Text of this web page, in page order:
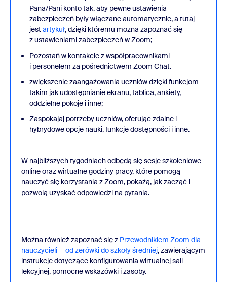
Pana/Pani konto tak, aby pewne ustawienia
zabezpieczeń były włączane automatycznie, a tutaj
jest artykuł, dzięki któremu można zapoznać się
z ustawieniami zabezpieczeń w Zoom;
Pozostań w kontakcie z współpracownikami
i personelem za pośrednictwem Zoom Chat.
zwiększenie zaangażowania uczniów dzięki funkcjom
takim jak udostępnianie ekranu, tablica, ankiety,
oddzielne pokoje i inne;
Zaspokajaj potrzeby uczniów, oferując zdalne i
hybrydowe opcje nauki, funkcje dostępności i inne.
W najbliższych tygodniach odbędą się sesje szkoleniowe
online oraz wirtualne godziny pracy, które pomogą
nauczyć się korzystania z Zoom, pokażą, jak zacząć i
pozwolą uzyskać odpowiedzi na pytania.
Można również zapoznać się z Przewodnikiem Zoom dla
nauczycieli — od zerówki do szkoły średniej, zawierającym
instrukcje dotyczące konfigurowania wirtualnej sali
lekcyjnej, pomocne wskazówki i zasoby.